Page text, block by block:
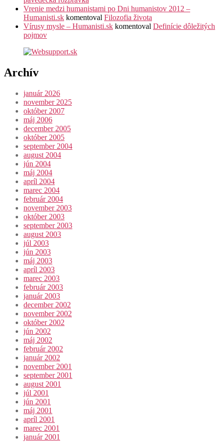
Vrenie medzi humanistami po Dni humanistov 2012 –
Humanisti.sk komentoval Filozofia života
Vírusy mysle – Humanisti.sk komentoval Definície dôležitých
pojmov
Archív
január 2026
november 2025
október 2007
máj 2006
december 2005
október 2005
september 2004
august 2004
jún 2004
máj 2004
apríl 2004
marec 2004
február 2004
november 2003
október 2003
september 2003
august 2003
júl 2003
jún 2003
máj 2003
apríl 2003
marec 2003
február 2003
január 2003
december 2002
november 2002
október 2002
jún 2002
máj 2002
február 2002
január 2002
november 2001
september 2001
august 2001
júl 2001
jún 2001
máj 2001
apríl 2001
marec 2001
január 2001